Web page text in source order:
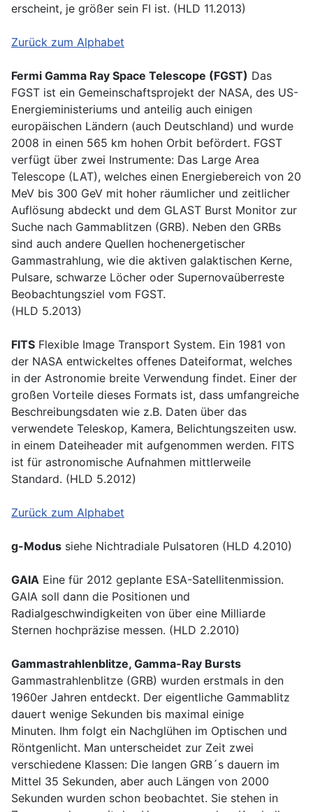
erscheint, je größer sein FI ist. (HLD 11.2013)
Zurück zum Alphabet
Fermi Gamma Ray Space Telescope (FGST) Das
FGST ist ein Gemeinschaftsprojekt der NASA, des US-
Energieministeriums und anteilig auch einigen
europäischen Ländern (auch Deutschland) und wurde
2008 in einen 565 km hohen Orbit befördert. FGST
verfügt über zwei Instrumente: Das Large Area
Telescope (LAT), welches einen Energiebereich von 20
MeV bis 300 GeV mit hoher räumlicher und zeitlicher
Auflösung abdeckt und dem GLAST Burst Monitor zur
Suche nach Gammablitzen (GRB). Neben den GRBs
sind auch andere Quellen hochenergetischer
Gammastrahlung, wie die aktiven galaktischen Kerne,
Pulsare, schwarze Löcher oder Supernovaüberreste
Beobachtungsziel vom FGST.
(HLD 5.2013)
FITS Flexible Image Transport System. Ein 1981 von
der NASA entwickeltes offenes Dateiformat, welches
in der Astronomie breite Verwendung findet. Einer der
großen Vorteile dieses Formats ist, dass umfangreiche
Beschreibungsdaten wie z.B. Daten über das
verwendete Teleskop, Kamera, Belichtungszeiten usw.
in einem Dateiheader mit aufgenommen werden. FITS
ist für astronomische Aufnahmen mittlerweile
Standard. (HLD 5.2012)
Zurück zum Alphabet
g-Modus siehe Nichtradiale Pulsatoren (HLD 4.2010)
GAIA Eine für 2012 geplante ESA-Satellitenmission.
GAIA soll dann die Positionen und
Radialgeschwindigkeiten von über eine Milliarde
Sternen hochpräzise messen. (HLD 2.2010)
Gammastrahlenblitze, Gamma-Ray Bursts
Gammastrahlenblitze (GRB) wurden erstmals in den
1960er Jahren entdeckt. Der eigentliche Gammablitz
dauert wenige Sekunden bis maximal einige
Minuten. Ihm folgt ein Nachglühen im Optischen und
Röntgenlicht. Man unterscheidet zur Zeit zwei
verschiedene Klassen: Die langen GRB´s dauern im
Mittel 35 Sekunden, aber auch Längen von 2000
Sekunden wurden schon beobachtet. Sie stehen in